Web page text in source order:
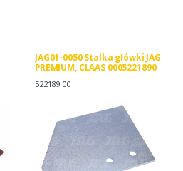
JAG01-0050 Stalka główki JAG
PREMIUM, CLAAS 0005221890
522189.00